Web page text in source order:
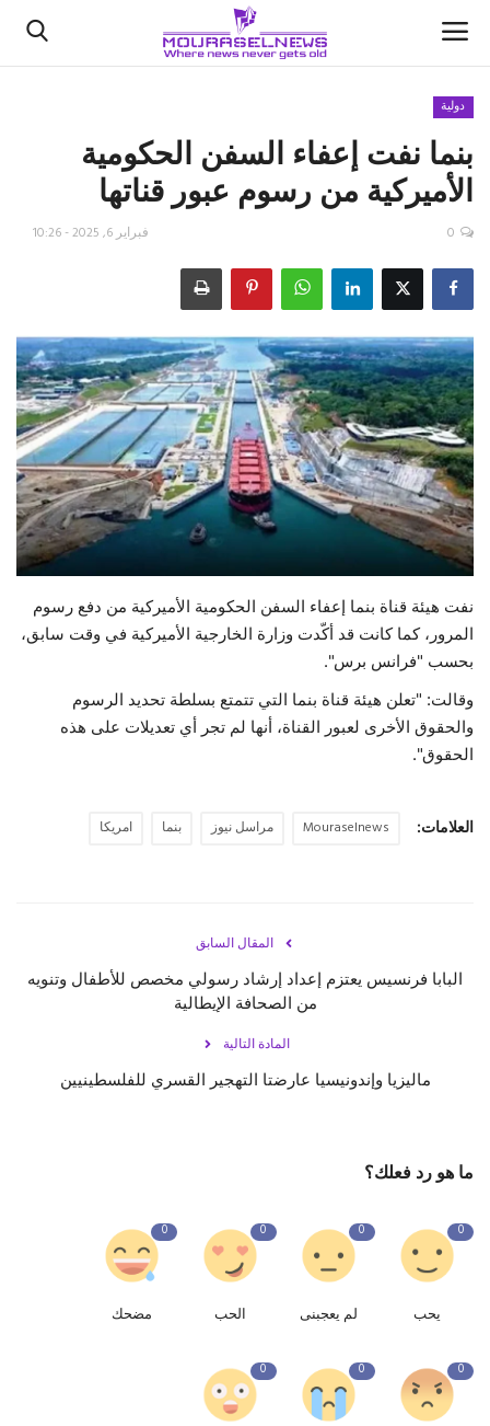
الأخبار
كتّابنا
اقتصاد
علوم وتكنولوجيا
رياضة
فيديو
حياة
دولية
بنما نفت إعفاء السفن الحكومية
الأميركية من رسوم عبور قناتها
فبراير 6, 2025 - 10:26 0
نفت هيئة قناة بنما إعفاء السفن الحكومية الأميركية من دفع رسوم
المرور، كما كانت قد أكّدت وزارة الخارجية الأميركية في وقت سابق،
بحسب "فرانس برس".
وقالت: "تعلن هيئة قناة بنما التي تتمتع بسلطة تحديد الرسوم
والحقوق الأخرى لعبور القناة، أنها لم تجر أي تعديلات على هذه
الحقوق".
العلامات: Mouraselnews مراسل نيوز بنما امريكا
المقال السابق
البابا فرنسيس يعتزم إعداد إرشاد رسولي مخصص للأطفال وتنويه
من الصحافة الإيطالية
المادة التالية
ماليزيا وإندونيسيا عارضتا التهجير القسري للفلسطينيين
ما هو رد فعلك؟
0
يحب
0
لم يعجبنى
0
الحب
0
مضحك
0
0
0